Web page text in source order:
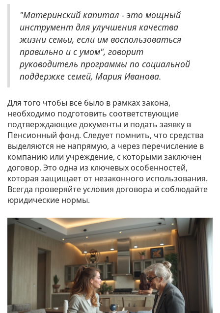
"Материнский капитал - это мощный
инструмент для улучшения качества
жизни семьи, если им воспользоваться
правильно и с умом", говорит
руководитель программы по социальной
поддержке семей, Мария Иванова.
Для того чтобы все было в рамках закона,
необходимо подготовить соответствующие
подтверждающие документы и подать заявку в
Пенсионный фонд. Следует помнить, что средства
выделяются не напрямую, а через перечисление в
компанию или учреждение, с которыми заключен
договор. Это одна из ключевых особенностей,
которая защищает от незаконного использования.
Всегда проверяйте условия договора и соблюдайте
юридические нормы.